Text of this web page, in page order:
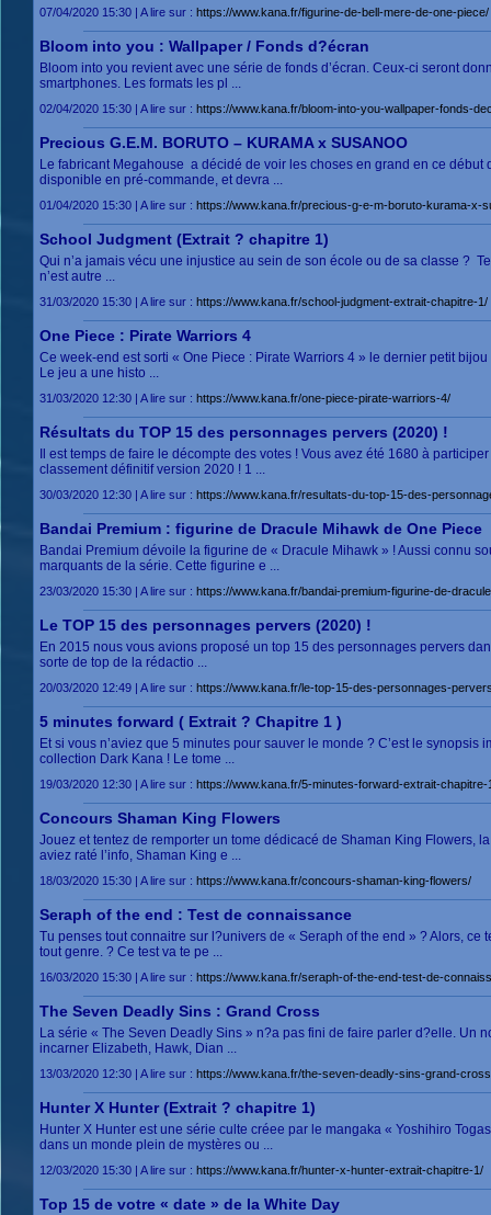
07/04/2020 15:30 | A lire sur : https://www.kana.fr/figurine-de-bell-mere-de-one-piece/
Bloom into you : Wallpaper / Fonds d?écran
Bloom into you revient avec une série de fonds d’écran. Ceux-ci seront
smartphones. Les formats les pl ...
02/04/2020 15:30 | A lire sur : https://www.kana.fr/bloom-into-you-wallpaper-fonds-
Precious G.E.M. BORUTO – KURAMA x SUSANOO
Le fabricant Megahouse a décidé de voir les choses en grand en ce
disponible en pré-commande, et devra ...
01/04/2020 15:30 | A lire sur : https://www.kana.fr/precious-g-e-m-boruto-kurama-x-
School Judgment (Extrait ? chapitre 1)
Qui n’a jamais vécu une injustice au sein de son école ou de sa classe ?
n’est autre ...
31/03/2020 15:30 | A lire sur : https://www.kana.fr/school-judgment-extrait-chapitre-1/
One Piece : Pirate Warriors 4
Ce week-end est sorti « One Piece : Pirate Warriors 4 » le dernier petit
Le jeu a une histo ...
31/03/2020 12:30 | A lire sur : https://www.kana.fr/one-piece-pirate-warriors-4/
Résultats du TOP 15 des personnages pervers (2020) !
Il est temps de faire le décompte des votes ! Vous avez été 1680 à
classement définitif version 2020 ! 1 ...
30/03/2020 12:30 | A lire sur : https://www.kana.fr/resultats-du-top-15-des-
Bandai Premium : figurine de Dracule Mihawk de One Piece
Bandai Premium dévoile la figurine de « Dracule Mihawk » ! Aussi connu
marquants de la série. Cette figurine e ...
23/03/2020 15:30 | A lire sur : https://www.kana.fr/bandai-premium-figurine-de-
Le TOP 15 des personnages pervers (2020) !
En 2015 nous vous avions proposé un top 15 des personnages pervers
sorte de top de la rédactio ...
20/03/2020 12:49 | A lire sur : https://www.kana.fr/le-top-15-des-personnages-
5 minutes forward ( Extrait ? Chapitre 1 )
Et si vous n’aviez que 5 minutes pour sauver le monde ? C’est le
collection Dark Kana ! Le tome ...
19/03/2020 12:30 | A lire sur : https://www.kana.fr/5-minutes-forward-extrait-chapitre-
Concours Shaman King Flowers
Jouez et tentez de remporter un tome dédicacé de Shaman King Flowers,
aviez raté l’info, Shaman King e ...
18/03/2020 15:30 | A lire sur : https://www.kana.fr/concours-shaman-king-flowers/
Seraph of the end : Test de connaissance
Tu penses tout connaitre sur l?univers de « Seraph of the end » ? Alors,
tout genre. ? Ce test va te pe ...
16/03/2020 15:30 | A lire sur : https://www.kana.fr/seraph-of-the-end-test-de-
The Seven Deadly Sins : Grand Cross
La série « The Seven Deadly Sins » n?a pas fini de faire parler d?elle. Un
incarner Elizabeth, Hawk, Dian ...
13/03/2020 12:30 | A lire sur : https://www.kana.fr/the-seven-deadly-sins-grand-
Hunter X Hunter (Extrait ? chapitre 1)
Hunter X Hunter est une série culte créee par le mangaka « Yoshihiro
dans un monde plein de mystères ou ...
12/03/2020 15:30 | A lire sur : https://www.kana.fr/hunter-x-hunter-extrait-chapitre-1/
Top 15 de votre « date » de la White Day